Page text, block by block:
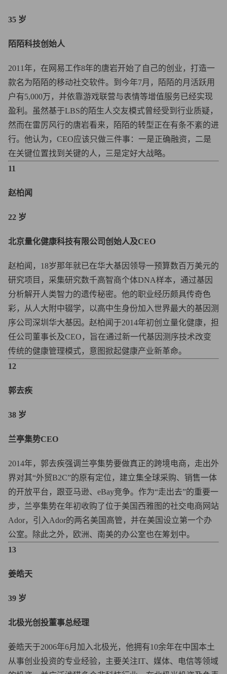
35 岁
陌陌科技创始人
2011年，在网易工作8年的唐岩开始了自己的创业，打造一
款名为陌陌的移动社交软件。到今年7月，陌陌的月活跃用
户有5,000万，并依靠游戏联营与表情等增值服务已经实现
盈利。虽然基于LBS的陌生人交友模式曾经受到行业质疑，
然而在雷厉风行的唐岩看来，陌陌的转型正在有条不紊的进
行。他认为，CEO应该只做三件事：一是正确融资，二是
在关键位置找到关键的人，三是定好大战略。
11
赵柏闻
22 岁
北京量化健康科技有限公司创始人及CEO
赵柏闻，18岁那年就已在华大基因领导一预算数百万美元的
研究项目，采集研究数千高智商个体DNA样本，通过基因
分析解开人类智力的遗传秘密。他的职业经历颇具传奇色
彩，从人大附中辍学，以高中生身份加入世界最大的基因测
序公司深圳华大基因。赵柏闻于2014年初创立量化健康，担
任公司董事长及CEO，旨在通过新一代基因测序技术改变
传统的健康管理模式，意图掀起健康产业新革命。
12
郭去疾
38 岁
兰亭集势CEO
2014年，郭去疾强调兰亭集势要做真正的跨境电商，走出外
界对其“外贸B2C”的原有定位，建立集全球采购、销售一体
的开放平台，跟亚马逊、eBay竞争。作为“走出去”的重要一
步，兰亭集势在年初收购了位于美国西雅图的社交电商网站
Ador，引入Ador的两名美国高管，并在美国设立第一个办
公室。除此之外，欧洲、南美的办公室也在筹划中。
13
姜皓天
39 岁
北极光创投董事总经理
姜皓天于2006年6月加入北极光，他拥有10余年在中国本土
从事创业投资的专业经验，主要关注IT、媒体、电信等领域